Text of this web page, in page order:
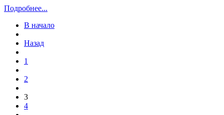
Подробнее...
В начало
Назад
1
2
3
4